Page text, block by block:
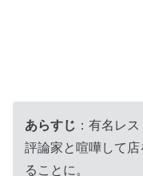
あらすじ ：有名レ
評論家と喧嘩して
ることに。